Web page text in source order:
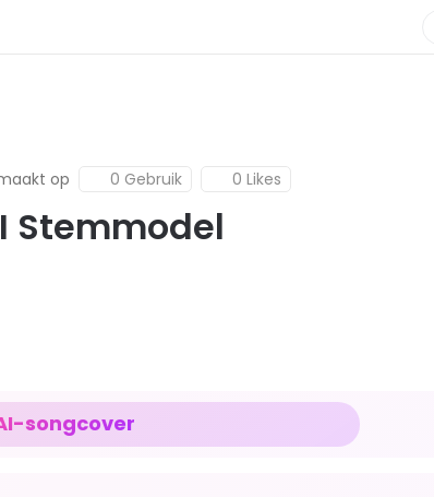
op 0 Gebruik 0 Likes
Stemmodel
songcover